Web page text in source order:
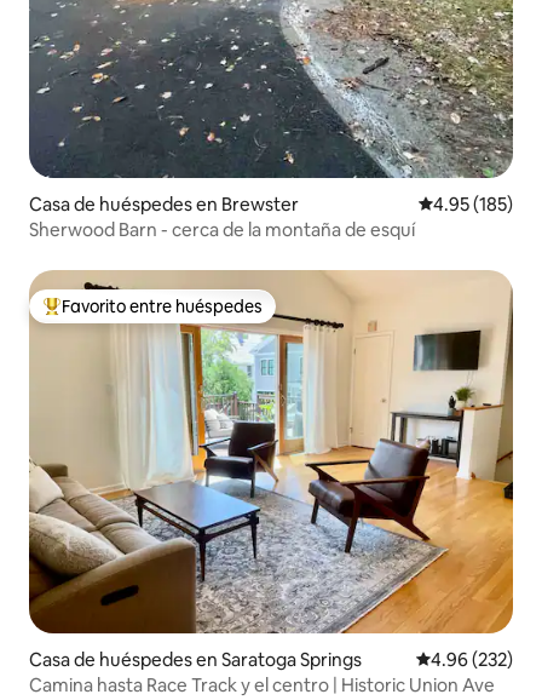
Casa de huéspedes en Brewster Calificación
4.95 (185)
Sherwood Barn - cerca de la montaña de esquí
De los mejores en Favorito entre huéspedes
Favorito entre huéspedes
Casa de huéspedes en Saratoga Springs Calificación
4.96 (232)
Camina hasta Race Track y el centro | Historic Union Ave